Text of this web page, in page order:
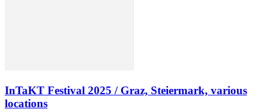
InTaKT Festival 2025 / Graz, Steiermark, various
locations